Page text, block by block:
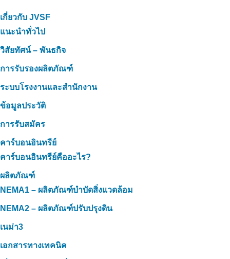
เกี่ยวกับ JVSF
แนะนำทั่วไป
วิสัยทัศน์ – พันธกิจ
การรับรองผลิตภัณฑ์
ระบบโรงงานและสำนักงาน
ข้อมูลประวัติ
การรับสมัคร
คาร์บอนอินทรีย์
คาร์บอนอินทรีย์คืออะไร?
ผลิตภัณฑ์
NEMA1 – ผลิตภัณฑ์บำบัดสิ่งแวดล้อม
NEMA2 – ผลิตภัณฑ์ปรับปรุงดิน
เนม่า3
เอกสารทางเทคนิค